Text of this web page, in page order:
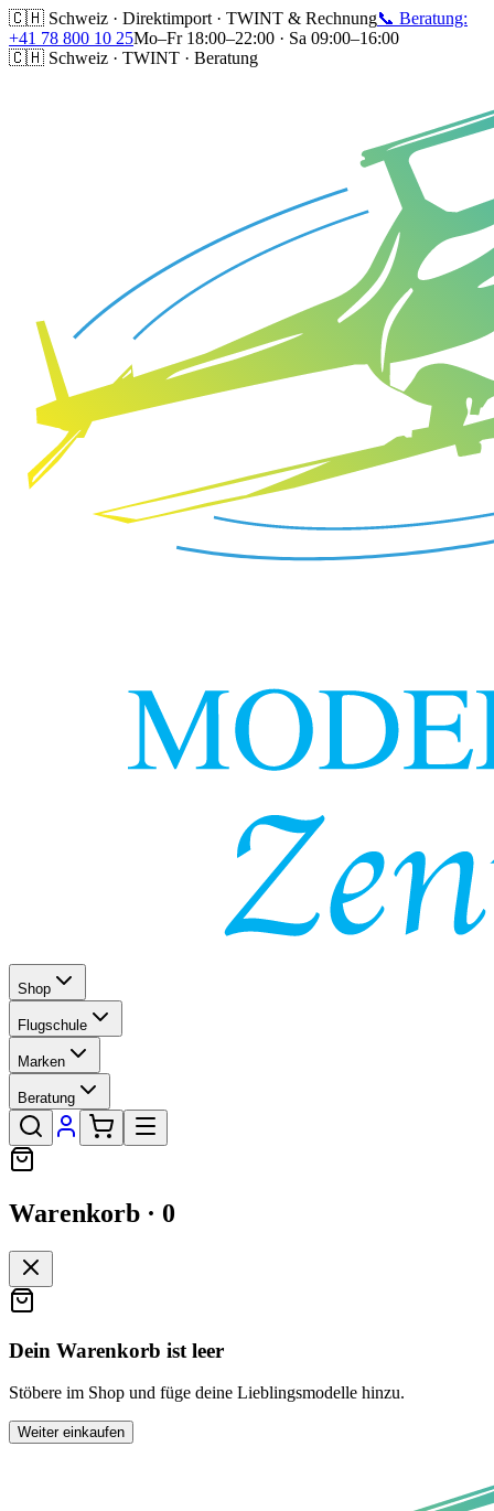
🇨🇭 Schweiz · Direktimport · TWINT & Rechnung📞 Beratung:
+41 78 800 10 25Mo–Fr 18:00–22:00 · Sa 09:00–16:00
🇨🇭 Schweiz · TWINT · Beratung
Shop
Flugschule
Marken
Beratung
Warenkorb · 0
Dein Warenkorb ist leer
Stöbere im Shop und füge deine Lieblingsmodelle hinzu.
Weiter einkaufen